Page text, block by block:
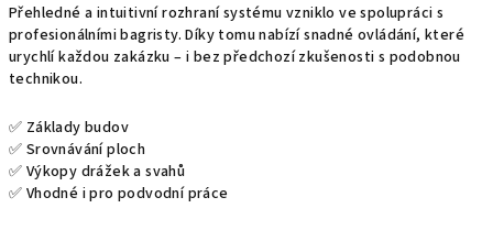
Přehledné a intuitivní rozhraní systému vzniklo ve spolupráci s
profesionálními bagristy. Díky tomu nabízí snadné ovládání, které
urychlí každou zakázku – i bez předchozí zkušenosti s podobnou
technikou.
✅ Základy budov
✅ Srovnávání ploch
✅ Výkopy drážek a svahů
✅ Vhodné i pro podvodní práce